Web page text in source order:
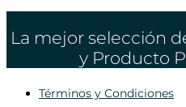
La mejor selección
y Producto
Términos y Condiciones